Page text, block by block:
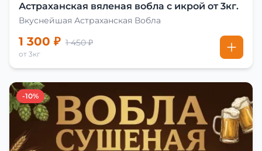
Астраханская вяленая вобла с икрой от 3кг.
Вкуснейшая Астраханская Вобла
1 300 ₽ 1 450 ₽
от 3кг
-10%